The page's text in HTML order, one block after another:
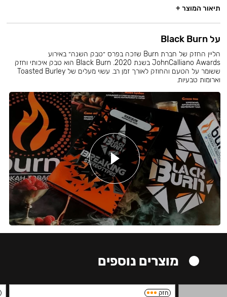
תיאור המוצר +
על Black Burn
הליין החזק של חברת Burn שזכה בפרס ״טבק השנה״ באירוע
JohnCalliano Awards בשנת 2020. Black Burn הוא טבק איכותי וחזק
ששומר על הטעם והחוזק לאורך זמן רב. עשוי מעלים של Toasted Burley
וארומות טבעיות.
מוצרים נוספים
חזק